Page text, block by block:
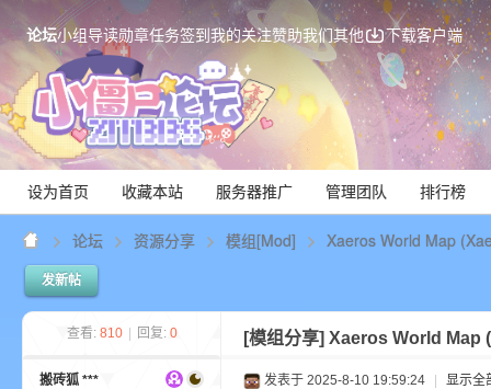
论坛小组导读勋章任务签到我的关注赞助我们其他 下载客户端
设为首页 收藏本站 服务器推广 管理团队 排行榜
论坛 资源分享 模组[Mod] Xaeros World Map
发新帖
查看: 810 回复: 0 [模组分享] Xaeros World Map
搬砖狐 *** 发表于 2025-8-10 19:59:24 显示全